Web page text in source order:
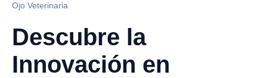
Ojo Veterinaria
Descubre la
Innovación en